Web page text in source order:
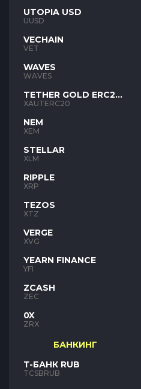
UTOPIA USD
UUSD
VECHAIN
VET
WAVES
WAVES
TETHER GOLD ERC20
XAUT
XAUTERC20
NEM
XEM
STELLAR
XLM
RIPPLE
XRP
TEZOS
XTZ
VERGE
XVG
YEARN FINANCE
YFI
ZCASH
ZEC
0X
ZRX
БАНКИНГ
Т-БАНК RUB
TCSBRUB